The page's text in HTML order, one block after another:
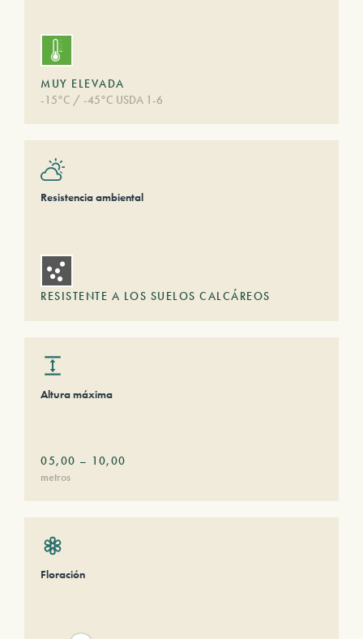
MUY ELEVADA
-15°C / -45°C USDA 1-6
Resistencia ambiental
RESISTENTE A LOS SUELOS CALCÁREOS
Altura máxima
05,00 – 10,00
metros
Floración